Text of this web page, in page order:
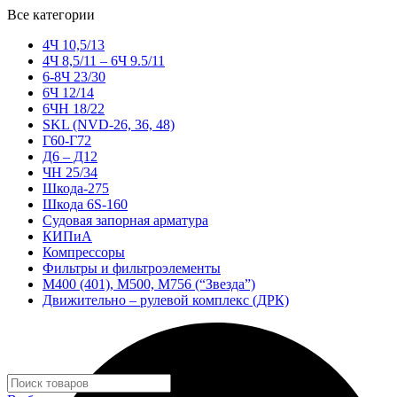
Все категории
4Ч 10,5/13
4Ч 8,5/11 – 6Ч 9.5/11
6-8Ч 23/30
6Ч 12/14
6ЧН 18/22
SKL (NVD-26, 36, 48)
Г60-Г72
Д6 – Д12
ЧН 25/34
Шкода-275
Шкода 6S-160
Судовая запорная арматура
КИПиА
Компрессоры
Фильтры и фильтроэлементы
М400 (401), М500, М756 (“Звезда”)
Движительно – рулевой комплекс (ДРК)